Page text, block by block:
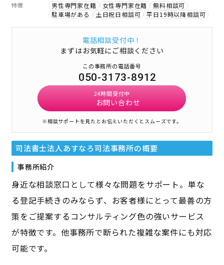
特徴 男性専門家在籍 女性専門家在籍
無料相談可
駐車場がある
土日祝日相談可 平日19時以降相談可
電話相談受付中！
まずはお気軽にご相談ください
この事務所の電話番号
050-3173-8912
24時間受付中
お問い合わせ
※相談サポートを見たとお伝えいただくとスムーズです。
司法書士法人あすなろ司法事務所の概要
事務所紹介
身近な相談窓口として様々な問題をサポート。単な
る登記手続きのみならず、お客者様にとって最善の方
策をご提案するコンサルティング色の強いサービス
が特徴です。他事務所で断られた複雑な案件にも対応
可能です。